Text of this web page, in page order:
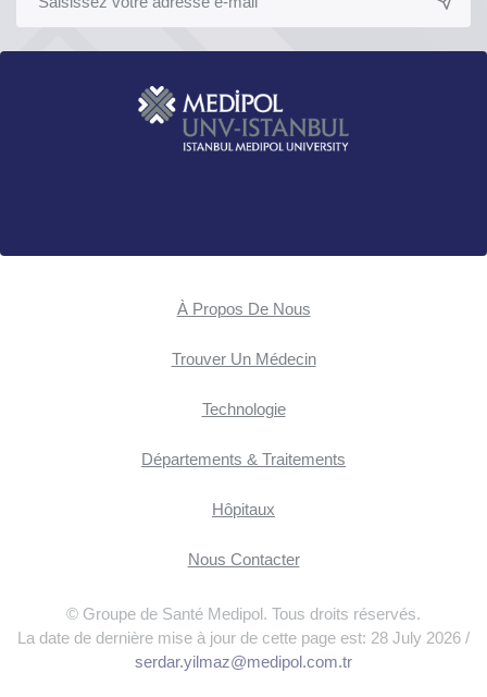
À Propos De Nous
Trouver Un Médecin
Technologie
Départements & Traitements
Hôpitaux
Nous Contacter
© Groupe de Santé Medipol. Tous droits réservés.
La date de dernière mise à jour de cette page est: 28 July 2026 /
serdar.yilmaz@medipol.com.tr